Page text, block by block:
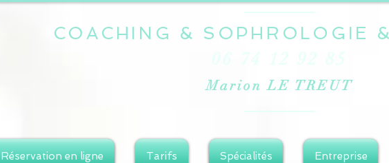
COACHING & SOPHROLOGIE &
Marion LE TREUT
Réservation en ligne Tarifs Spécialités Entreprise